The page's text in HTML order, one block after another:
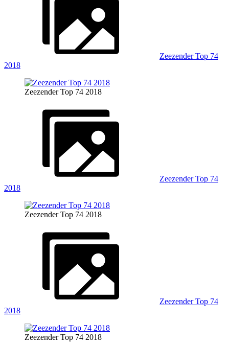
Zeezender Top 74
2018
Zeezender Top 74 2018
Zeezender Top 74
2018
Zeezender Top 74 2018
Zeezender Top 74
2018
Zeezender Top 74 2018